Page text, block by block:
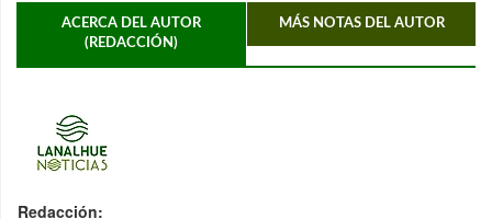
ACERCA DEL AUTOR
(REDACCIÓN)
MÁS NOTAS DEL AUTOR
Redacción: